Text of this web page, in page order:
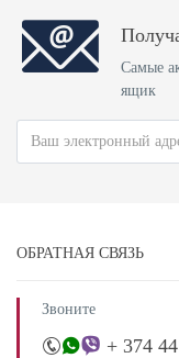
Самые
ящик
ОБРАТНАЯ СВЯЗЬ
Звоните
+ 374